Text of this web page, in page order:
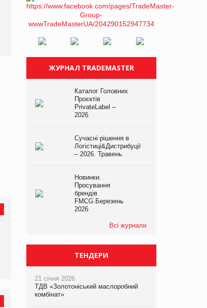
P&G купує виробника
харчових добавок Thorne
Bosch заявила про повне
на складі після російської
ЖУРНАЛ TRADEMASTER
Каталог Головних
Проєктів
PrivateLabel –
2026
Сучасні рішення в
Логістиці&Дистрибуції
– 2026. Травень
Новинки.
Просування
брендів
FMCG.Березень
2026
Всі журнали
ТЕНДЕРИ
21 січня 2026
ТДВ «Золотоніський маслоробний
комбінат»